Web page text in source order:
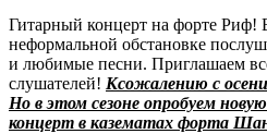
Гитарный концерт на форте Риф!
неформальной обстановке
и любимые песни. Приглашаем
слушателей! Ксожалению с
Но в этом сезоне опробуем
концерт в казематах форта